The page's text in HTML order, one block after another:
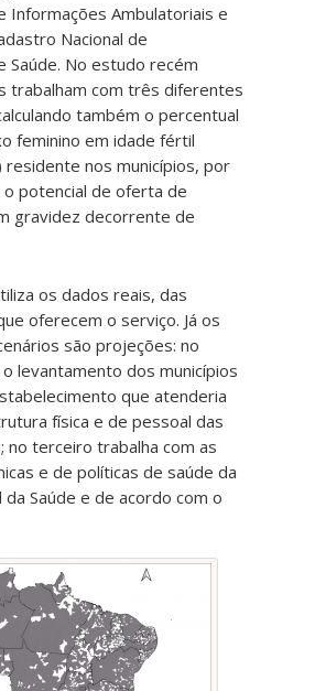
Informações Ambulatoriais e
Nacional de
Saúde. No estudo recém
trabalham com três diferentes
também o percentual
feminino em idade fértil
nos municípios, por
potencial de oferta de
gravidez decorrente de
os dados reais, das
oferecem o serviço. Já os
são projeções: no
levantamento dos municípios
que atenderia
física e de pessoal das
no terceiro trabalha com as
e de políticas de saúde da
da Saúde e de acordo com o